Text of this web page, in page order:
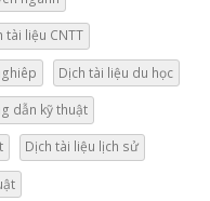
tài liệu CNTT
Dịch tài liệu du học
dẫn kỹ thuật
Dịch tài liệu lịch sử